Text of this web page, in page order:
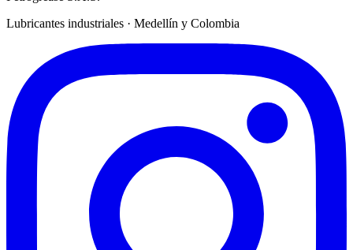
Lubricantes industriales · Medellín y Colombia